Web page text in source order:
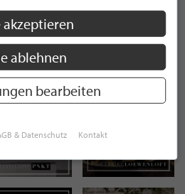
AUF
akzeptieren
ablehnen
bearbeiten
& Datenschutz Kontakt